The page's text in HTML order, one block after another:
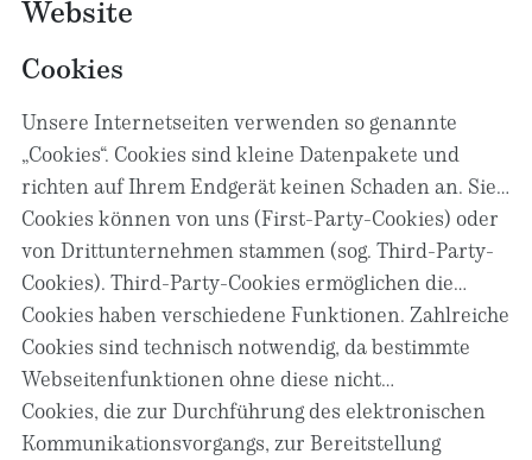
sich ausdrücklich rechtliche Schritte im Falle der
etwa durch Spam-E-Mails, vor.
Website
Cookies
Unsere Internetseiten verwenden so genannte
„Cookies“. Cookies sind kleine Datenpakete und
richten auf Ihrem Endgerät keinen Schaden an. Sie
werden entweder vorübergehend für die Dauer
einer Sitzung (Session-Cookies) oder dauerhaft
(permanente Cookies) auf Ihrem Endgerät
gespeichert. Session-Cookies werden nach Ende
Ihres Besuchs automatisch gelöscht. Permanente
Cookies bleiben auf Ihrem Endgerät gespeichert, bis
Sie diese selbst löschen oder eine automatische
Löschung durch Ihren Webbrowser erfolgt.
Cookies können von uns (First-Party-Cookies) oder
von Drittunternehmen stammen (sog. Third-Party-
Cookies). Third-Party-Cookies ermöglichen die
Einbindung bestimmter Dienstleistungen von
Drittunternehmen innerhalb von Webseiten (z. B.
Cookies zur Abwicklung von
Zahlungsdienstleistungen).
Cookies haben verschiedene Funktionen. Zahlreiche
Cookies sind technisch notwendig, da bestimmte
Webseitenfunktionen ohne diese nicht
funktionieren würden (z. B. die Warenkorbfunktion
oder die Anzeige von Videos). Andere Cookies
Cookies, die zur Durchführung des elektronischen
Kommunikationsvorgangs, zur Bereitstellung